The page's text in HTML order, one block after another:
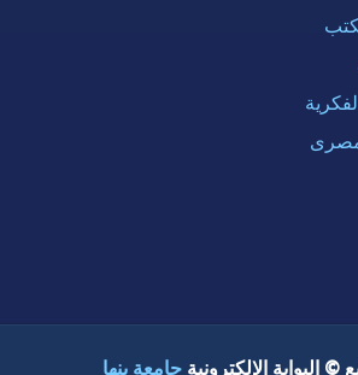
البوابة الإلكترونية جامعة بنها